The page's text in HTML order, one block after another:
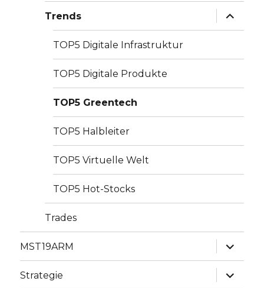
Trends
TOP5 Digitale Infrastruktur
TOP5 Digitale Produkte
TOP5 Greentech
TOP5 Halbleiter
TOP5 Virtuelle Welt
TOP5 Hot-Stocks
Trades
MST19ARM
Strategie